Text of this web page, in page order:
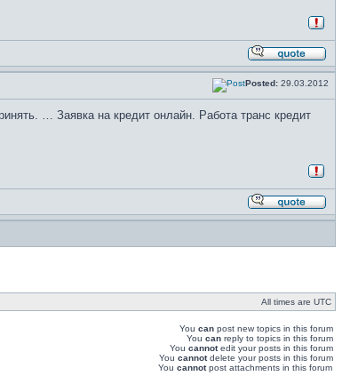
Posted: 29.03.2012
… Заявка на кредит онлайн. Работа транс кредит
All times are UTC
You can post new topics in this forum
You can reply to topics in this forum
You cannotedit your posts in this forum
You cannotdelete your posts in this forum
You cannotpost attachments in this forum